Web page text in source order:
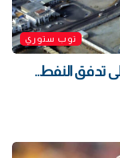
توب ستوري
تدفق النفط..